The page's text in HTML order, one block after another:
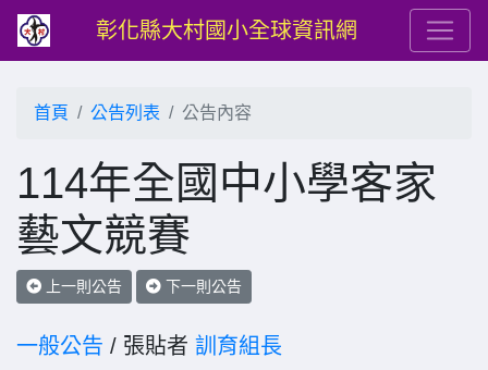
彰化縣大村國小全球資訊網
首頁 公告列表 公告內容
114年全國中小學客家
藝文競賽
上一則公告 下一則公告
一般公告 / 張貼者 訓育組長